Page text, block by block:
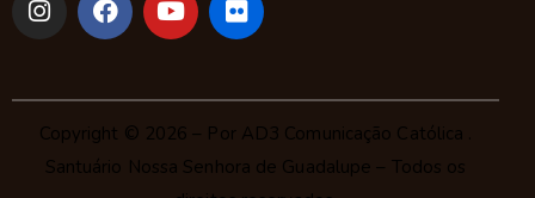
Copyright © 2026 – Por AD3 Comunicação Católica .
Santuário Nossa Senhora de Guadalupe – Todos os